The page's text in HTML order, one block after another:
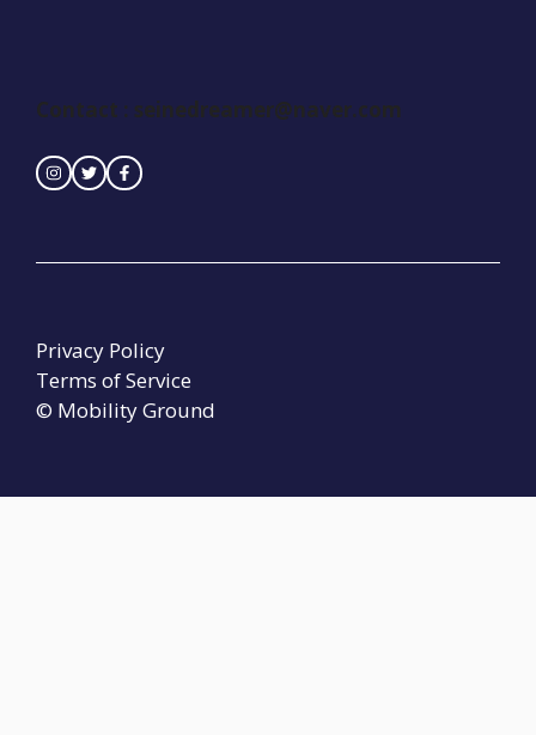
Contact : seinedreamer@naver.com
© Mobility Ground
Privacy Policy
Terms of Service